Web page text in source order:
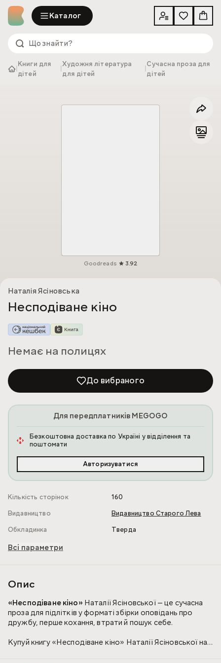
Каталог
Книги для
дітей
|
Художня література
для дітей
Сучасна проза для
дітей
Goodreads 3.92
Наталія Ясіновська
Несподіване кіно
Немає на полицях
До вибраного
Для передплатників MEGOGO
Безкоштовна доставка по Україні у відділення та
поштомати
Авторизуватися
Кількість сторінок
160
Видавництво
Видавництво Старого Лева
Обкладинка
Тверда
Всі параметри
Опис
«Несподіване кіно» Наталії Ясіновської — це сучасна
проза для підлітків у форматі збірки оповідань про
дружбу, перше кохання, втрати й пошук себе.
Купуй книгу «Несподіване кіно» Наталії Ясіновської на